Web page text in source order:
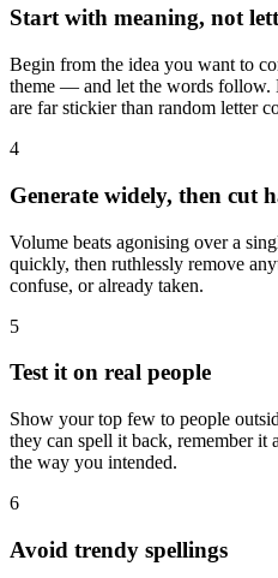
Start with meaning, not
Begin from the idea you want to
theme — and let the words follow.
are far stickier than random letter
4
Generate widely, then cut
Volume beats agonising over a
quickly, then ruthlessly remove
confuse, or already taken.
5
Test it on real people
Show your top few to people
they can spell it back, remember it
the way you intended.
6
Avoid trendy spellings